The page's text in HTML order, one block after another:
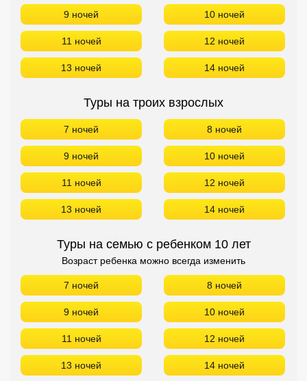
9 ночей 10 ночей
11 ночей 12 ночей
13 ночей 14 ночей
Туры на троих взрослых
7 ночей 8 ночей
9 ночей 10 ночей
11 ночей 12 ночей
13 ночей 14 ночей
Туры на семью с ребенком 10 лет
Возраст ребенка можно всегда изменить
7 ночей 8 ночей
9 ночей 10 ночей
11 ночей 12 ночей
13 ночей 14 ночей